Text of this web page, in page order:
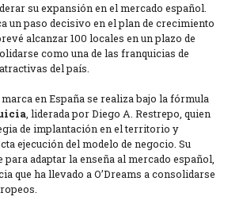
su expansión en el mercado español.
un paso decisivo en el plan de crecimiento
alcanzar 100 locales en un plazo de
como una de las franquicias de
del país.
en España se realiza bajo la fórmula
, liderada por Diego A. Restrepo, quien
de implantación en el territorio y
ejecución del modelo de negocio. Su
adaptar la enseña al mercado español,
que ha llevado a O’Dreams a consolidarse